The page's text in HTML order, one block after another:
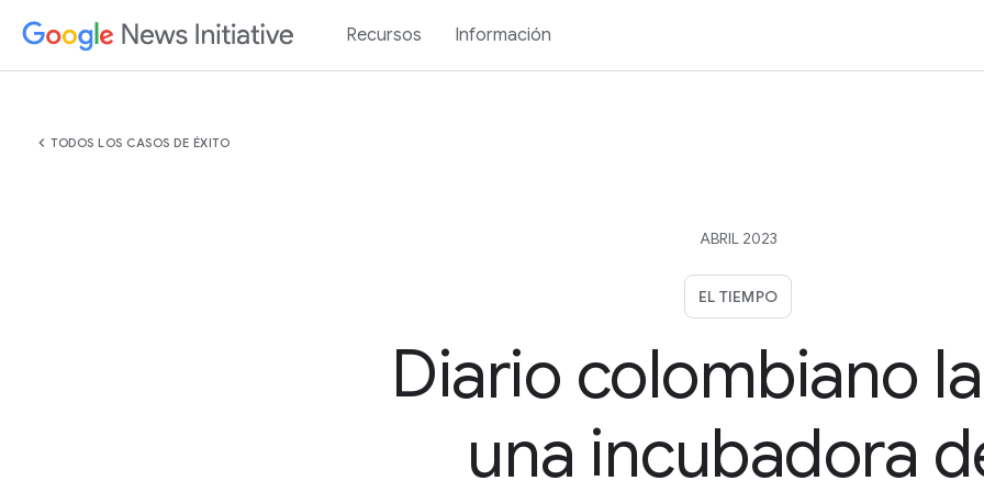
Recursos Información
chevron_left TODOS LOS CASOS DE ÉXITO
ABRIL 2023
EL TIEMPO
Diario colombiano
una incubadora